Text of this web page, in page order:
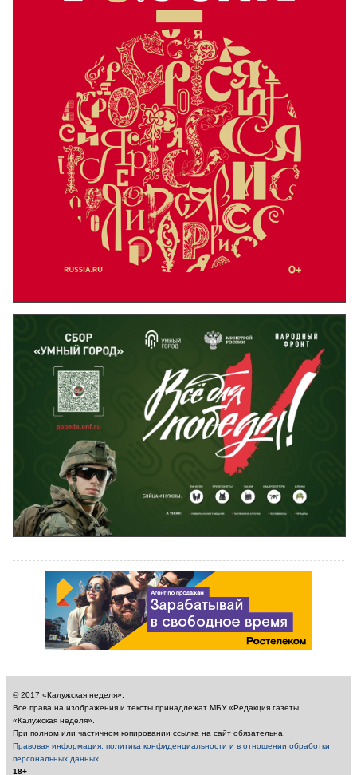
© 2017 «Калужская неделя».
Все права на изображения и тексты принадлежат МБУ «Редакция газеты
«Калужская неделя».
При полном или частичном копировании ссылка на сайт обязательна.
Правовая информация, политика конфиденциальности и в отношении обработки
персональных данных
18+